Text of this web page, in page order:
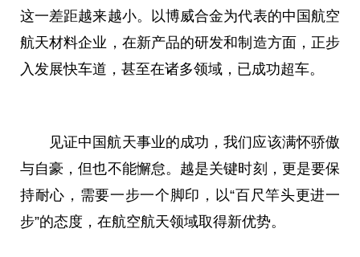
这一差距越来越小。以博威合金为代表的中国航空
航天材料企业，在新产品的研发和制造方面，正步
入发展快车道，甚至在诸多领域，已成功超车。
见证中国航天事业的成功，我们应该满怀骄傲
与自豪，但也不能懈怠。越是关键时刻，更是要保
持耐心，需要一步一个脚印，以“百尺竿头更进一
步”的态度，在航空航天领域取得新优势。